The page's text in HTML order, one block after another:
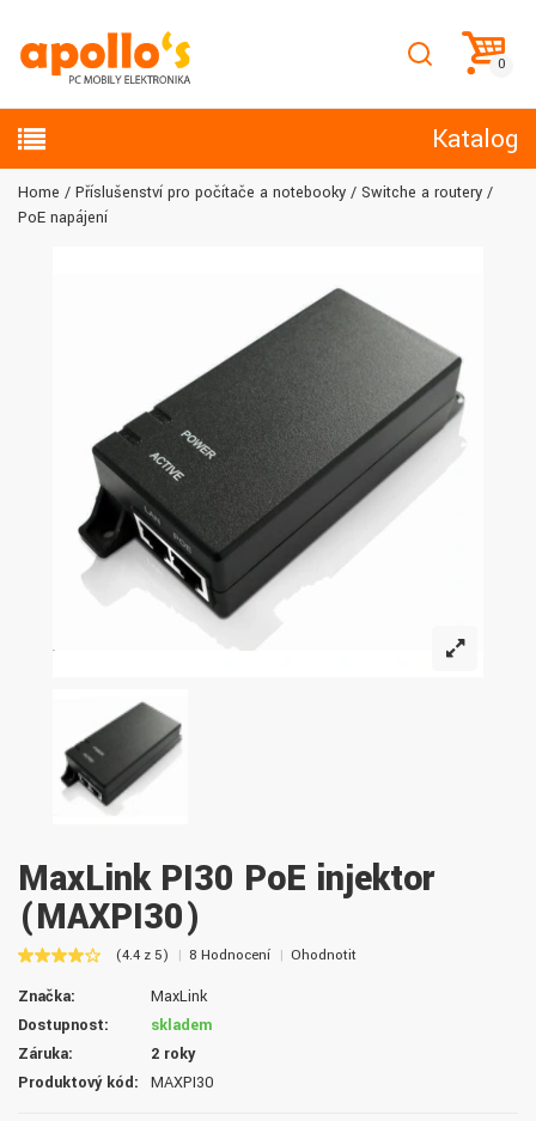
Katalog
Home Příslušenství pro počítače a notebooky
Switche a routery
PoE napájení
MaxLink PI30 PoE injektor
(MAXPI30)
(4.4 z 5) 8 Hodnocení Ohodnotit
Značka:
MaxLink
Dostupnost:
skladem
Záruka:
2 roky
Produktový kód:
MAXPI30